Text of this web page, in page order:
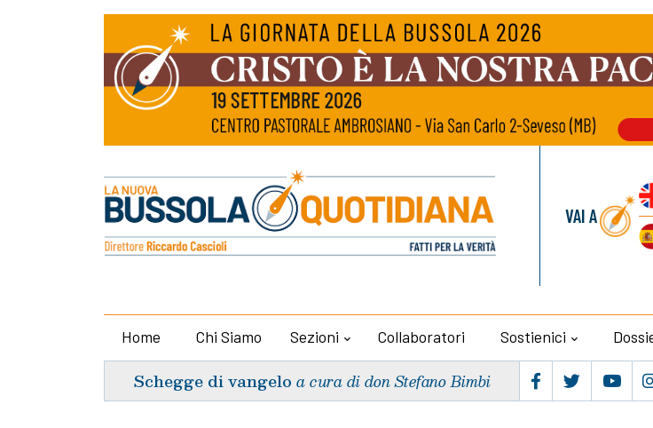
VAI A
Home Chi Siamo Sezioni Collaboratori Sostienici
Schegge di vangelo a cura di don Stefano Bimbi